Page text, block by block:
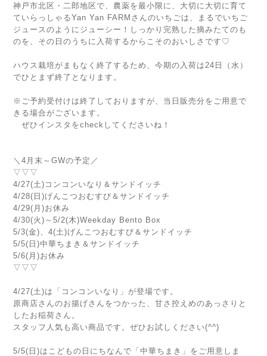
神戸市北区・二郎地区で、農薬を最小限に、大切に大切に育て
ていらっしゃるYan Yan FARMさんのいちごは、まるでいちご
ジュースのようにジューシー！しっかり完熟した摘みたてのも
のを、その日のうちに入荷するからこそのおいしさです♡
ハウス栽培がまもなく終了するため、今期の入荷は24日（水）
でひとまず終了となります。
※ご予約受付けは終了しておりますが、当日販売分をご用意で
きる場合がございます。
ぜひインスタをcheckしてくださいね！
＼4月末～GWの予定／
▽▽▽
4/27(土)コンコンいなり＆サンドイッチ
4/28(日)げんこつおむすび＆サンドイッチ
4/29(月)お休み
4/30(火)～5/2(木)Weekday Bento Box
5/3(金)、4(土)げんこつおむすび＆サンドイッチ
5/5(日)中華ちまき＆サンドイッチ
5/6(月)お休み
▽▽▽
4/27(土)は「コンコンいなり」が登場です。
原商店さんのお揚げさんをつかった、甘さ控えめのあっさりと
したお稲荷さん。
スタッフ人気も高い商品です。ぜひお試しください(^^)
5/5(日)はこどもの日にちなんで「中華ちまき」をご用意しま